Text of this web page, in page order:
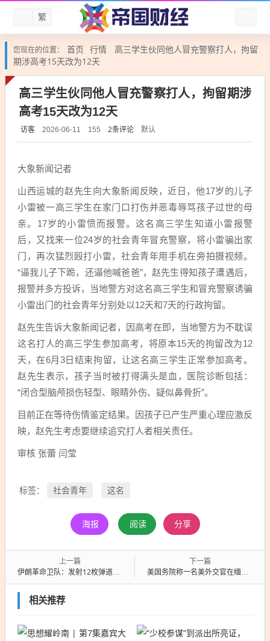
繁
您现在的位置： 首页 行情
高三学生伙同他人冒充警察打人，拘留
期涉高考15天改为12天
高三学生伙同他人冒充警察打人，拘留期涉
高考15天改为12天
访客 2026-06-11 155 2条评论 默认
大象新闻记者
山西运城的赵先生向大象新闻反映，近日，他17岁的儿子
小雷被一高三学生在家门口打伤并恶毒辱骂孩子过世的母
亲。17岁的小雷愤而报警。这名高三学生知道小雷报警
后，又找来一位24岁的社会青年冒充警察，将小雷骗出家
门，再次猛烈殴打小雷，社会青年用手机在旁拍摄视频。
“逼我儿子下跪，还逼他喊爸爸”，赵先生得知孩子遭遇后，
报警并多方投诉，当地警方对这名高三学生和冒充警察诱骗
小雷出门的社会青年分别处以12天和7天的行政拘留。
赵先生告诉大象新闻记者，因高考在即，当地警方为不耽误
这名打人的高三学生参加高考，将原本15天的拘留改为12
天，在6月3日结束拘留，让这名高三学生正常参加高考。
赵先生表示，孩子当时被打得满头是血，医院诊断包括：
“闭合型脑颅损伤轻型、眼睛外伤、疑似鼻骨折”。
目前正在等待伤情鉴定结果。因孩子已产生严重心理应激反
映，赵先生考虑要继续追究打人者相关责任。
审核 张蕾 闫莹
标签： 社会青年 这名
海报 阅读 分享
上一篇
伊朗革命卫队：发射12枚弹道导弹，打击约旦美军基地F－35、F－15部署点，摧毁了“大量战机”
下一篇
美国务院称一名美外交官在缅甸被发现死亡，一名涉案泰国女子被拘留
相关推荐